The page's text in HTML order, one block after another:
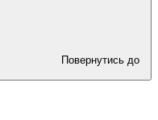
Повернутись до